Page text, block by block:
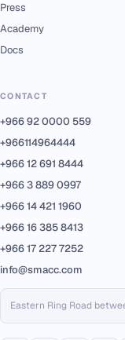
Press
Academy
Docs
CONTACT
+966 92 0000 559
+966114964444
+966 12 691 8444
+966 3 889 0997
+966 14 421 1960
+966 16 385 8413
+966 17 227 7252
info@smacc.com
Eastern Ring Road